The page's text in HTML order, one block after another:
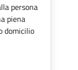
persona
piena
domicilio